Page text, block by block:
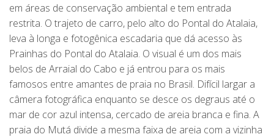
em áreas de conservação ambiental e tem entrada
restrita. O trajeto de carro, pelo alto do Pontal do Atalaia,
leva à longa e fotogênica escadaria que dá acesso às
Prainhas do Pontal do Atalaia. O visual é um dos mais
belos de Arraial do Cabo e já entrou para os mais
famosos entre amantes de praia no Brasil. Difícil largar a
câmera fotográfica enquanto se desce os degraus até o
mar de cor azul intensa, cercado de areia branca e fina. A
praia do Mutá divide a mesma faixa de areia com a vizinha